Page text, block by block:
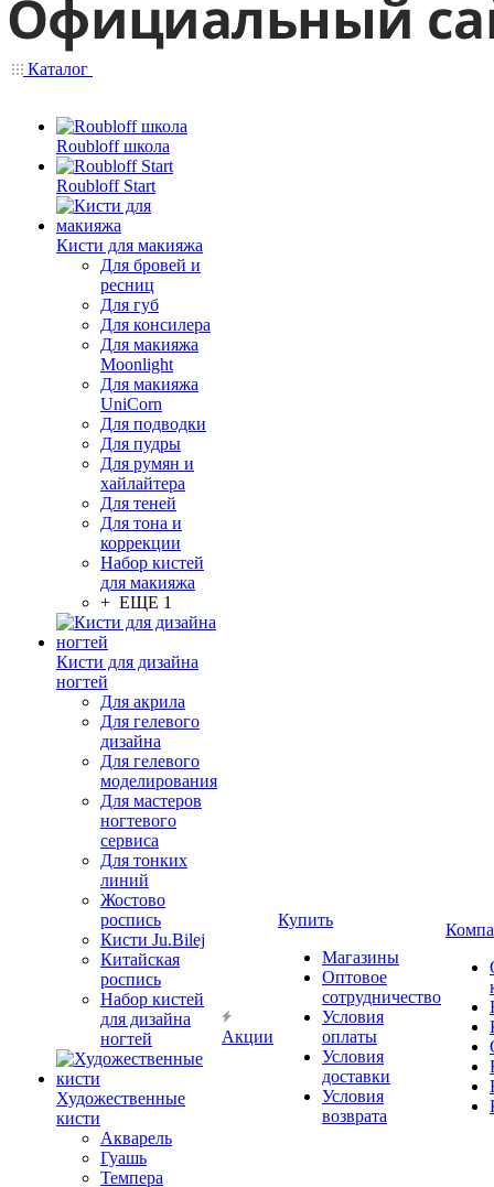
Каталог
Roubloff школа
Roubloff Start
Кисти для макияжа
Для бровей и
ресниц
Для губ
Для консилера
Для макияжа
Moonlight
Для макияжа
UniCorn
Для подводки
Для пудры
Для румян и
хайлайтера
Для теней
Для тона и
коррекции
Набор кистей
для макияжа
+ ЕЩЕ 1
Кисти для дизайна
ногтей
Для акрила
Для гелевого
дизайна
Для гелевого
моделирования
Для мастеров
ногтевого
сервиса
Для тонких
линий
Жостово
роспись
Кисти Ju.Bilej
Китайская
роспись
Набор кистей
для дизайна
ногтей
Художественные
кисти
Акварель
Гуашь
Темпера
Акции
Купить
Магазины
Оптовое
сотрудничество
Условия
оплаты
Условия
доставки
Условия
возврата